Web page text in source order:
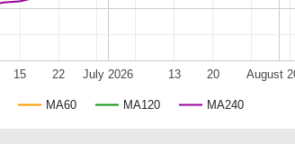
MA60 MA120 MA240
July 2026 August
15 22 13 20